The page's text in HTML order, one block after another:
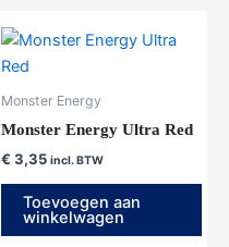
Monster Energy
Monster Energy Ultra Red
€ 3,35 incl. BTW
Toevoegen aan
winkelwagen